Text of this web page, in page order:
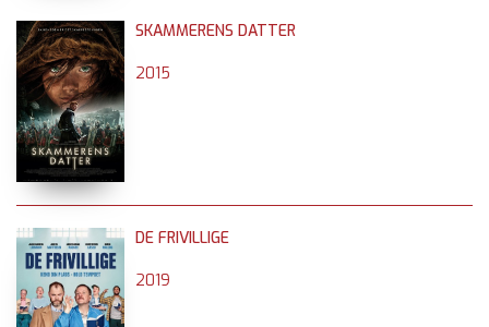
SKAMMERENS DATTER
2015
DE FRIVILLIGE
2019